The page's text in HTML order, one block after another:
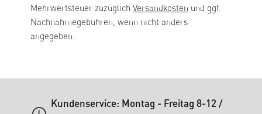
Mehrwertsteuer zuzüglich Versandkosten und ggf.
Nachnahmegebühren, wenn nicht anders
angegeben.
Kundenservice: Montag - Freitag 8-12 /